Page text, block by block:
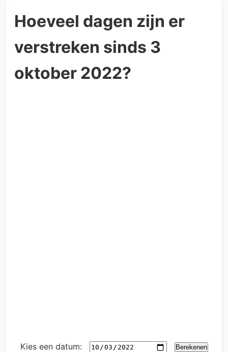
Hoeveel dagen zijn er
verstreken sinds 3
oktober 2022?
Kies een datum: Berekenen